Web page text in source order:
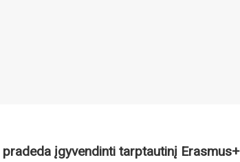
įgyvendinti tarptautinį Erasmus+